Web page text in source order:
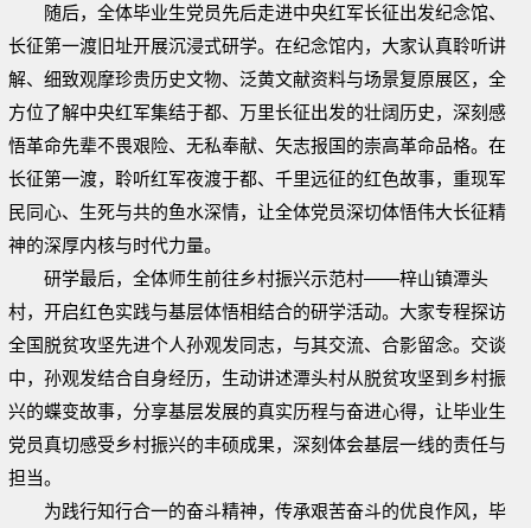
随后，全体毕业生党员先后走进中央红军长征出发纪念馆、
长征第一渡旧址开展沉浸式研学。在纪念馆内，大家认真聆听讲
解、细致观摩珍贵历史文物、泛黄文献资料与场景复原展区，全
方位了解中央红军集结于都、万里长征出发的壮阔历史，深刻感
悟革命先辈不畏艰险、无私奉献、矢志报国的崇高革命品格。在
长征第一渡，聆听红军夜渡于都、千里远征的红色故事，重现军
民同心、生死与共的鱼水深情，让全体党员深切体悟伟大长征精
神的深厚内核与时代力量。
研学最后，全体师生前往乡村振兴示范村——梓山镇潭头
村，开启红色实践与基层体悟相结合的研学活动。大家专程探访
全国脱贫攻坚先进个人孙观发同志，与其交流、合影留念。交谈
中，孙观发结合自身经历，生动讲述潭头村从脱贫攻坚到乡村振
兴的蝶变故事，分享基层发展的真实历程与奋进心得，让毕业生
党员真切感受乡村振兴的丰硕成果，深刻体会基层一线的责任与
担当。
为践行知行合一的奋斗精神，传承艰苦奋斗的优良作风，毕